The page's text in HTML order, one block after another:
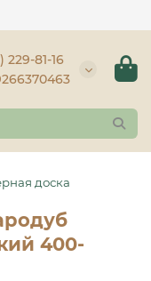
229-81-16
доска
400-